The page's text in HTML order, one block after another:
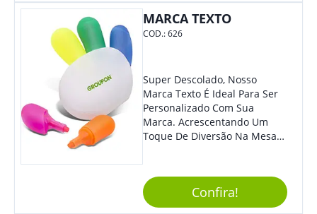
MARCA TEXTO
COD.:626
Super Descolado, Nosso
Marca Texto É Ideal Para Ser
Personalizado Com Sua
Marca. Acrescentando Um
Toque De Diversão Na Mesa
Clientes E Colaboradores. O
Grande Destaque De Eventos
E Feiras De Negócio
Confira!